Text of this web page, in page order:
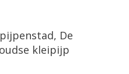
De
kleipijp